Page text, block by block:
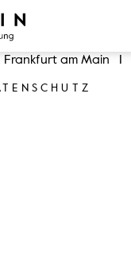
Frankfurt am Main